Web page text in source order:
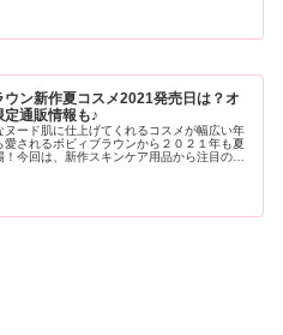
約日や発売日、そして気になる内容や通販情
を紹介します。
ウン新作夏コスメ2021発売日は？オ
定通販情報も♪
ヌード肌に仕上げてくれるコスメが幅広い年
愛されるボビィブラウンから２０２１年も夏
！今回は、新作スキンケア用品から注目のオ